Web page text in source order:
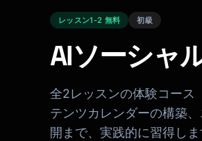
レッスン1-2 無料 初級
AIソーシャ
全2レッスンの体験コース
テンツカレンダーの構築
開まで、実践的に習得しま